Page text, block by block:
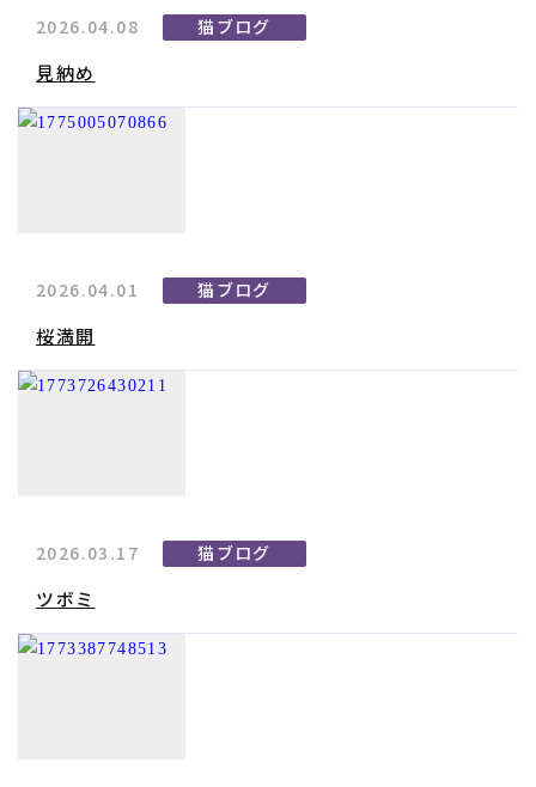
2026.04.08 猫ブログ
見納め
2026.04.01 猫ブログ
桜満開
2026.03.17 猫ブログ
ツボミ